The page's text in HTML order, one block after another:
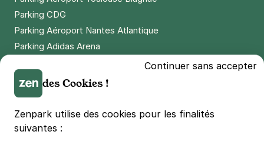
Parking CDG
Parking Aéroport Nantes Atlantique
Parking Adidas Arena
Parking LDLC Arena
Parking Stade Pierre Mauroy
Parking Groupama Stadium
Parking Vélodrome
Continuer sans accepter
des Cookies !
Zenpark utilise des cookies pour les finalités
suivantes :